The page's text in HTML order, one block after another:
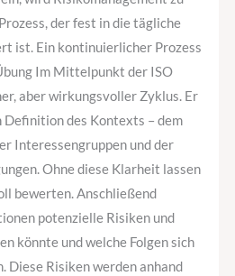
der fest in die tägliche
ist. Ein kontinuierlicher Prozess
Im Mittelpunkt der ISO
aber wirkungsvoller Zyklus. Er
des Kontexts – dem
Interessengruppen und der
Ohne diese Klarheit lassen
bewerten. Anschließend
potenzielle Risiken und
könnte und welche Folgen sich
Diese Risiken werden anhand